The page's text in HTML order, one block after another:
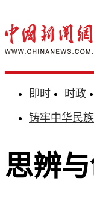
即时 时政
铸牢中华民
思辨